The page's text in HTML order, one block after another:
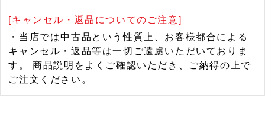
[キャンセル・返品についてのご注意]
・当店では中古品という性質上、お客様都合による
キャンセル・返品等は一切ご遠慮いただいておりま
す。 商品説明をよくご確認いただき、ご納得の上で
ご注文ください。